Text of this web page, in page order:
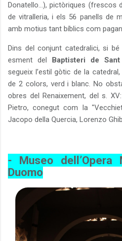
Donatello...), pictòriques (frescos
de vitralleria, i els 56 panells de
amb motius tant bíblics com
Dins del conjunt catedralici, si
esment del
Baptisteri de
segueix l’estil gòtic de la
de 2 colors, verd i blanc. No
obres del Renaixement, del s.
Pietro, conegut com la
Jacopo della Quercia, Lorenzo
- Museo dell’Opera
Duomo